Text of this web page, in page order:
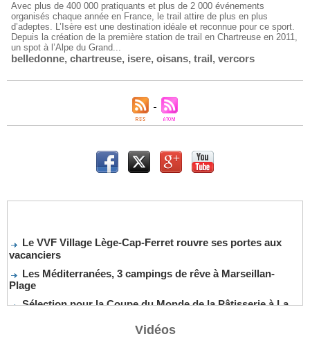
Avec plus de 400 000 pratiquants et plus de 2 000 événements
organisés chaque année en France, le trail attire de plus en plus
d’adeptes. L’Isère est une destination idéale et reconnue pour ce sport.
Depuis la création de la première station de trail en Chartreuse en 2011,
un spot à l’Alpe du Grand...
belledonne, chartreuse, isere, oisans, trail, vercors
Le VVF Village Lège-Cap-Ferret rouvre ses portes aux
vacanciers
Les Méditerranées, 3 campings de rêve à Marseillan-
Plage
Sélection pour la Coupe du Monde de la Pâtisserie à La
De nouveaux cocktails, stars de l’été
Vidéos